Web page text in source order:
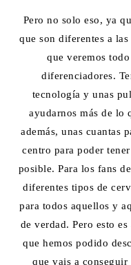
Pero no solo eso, ya
que son diferentes a
que veremos
diferenciadores.
tecnología y unas
ayudarnos más de lo
además, unas cuantas
centro para poder
posible. Para los fans
diferentes tipos de
para todos aquellos y
de verdad. Pero esto
que hemos podido
que vais a conseguir